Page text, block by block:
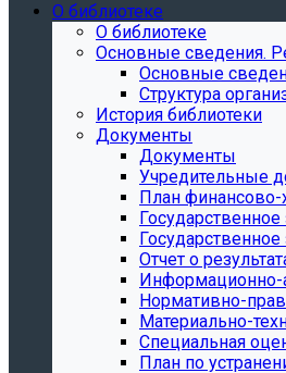
О библиотеке
О библиотеке
Основные сведения.
Основные
Структура
История библиотеки
Документы
Документы
Учредительные
План финансово-
Государственное
Отчет о
Информационно-
Нормативно-
Материально-
Специальная
План по